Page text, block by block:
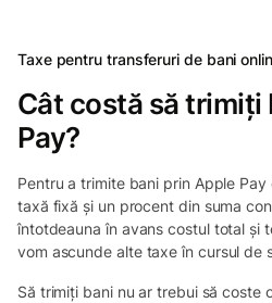
Taxe pentru transferuri de bani
Cât costă să trimiți
Pay?
Pentru a trimite bani prin Apple
taxă fixă și un procent din suma
întotdeauna în avans costul total și
vom ascunde alte taxe în cursul de
Să trimiți bani nu ar trebui să coste